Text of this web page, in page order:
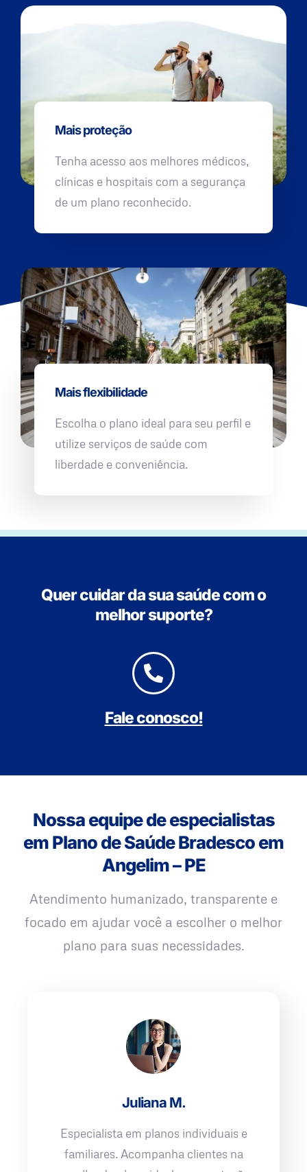
Mais proteção
Tenha acesso aos melhores médicos,
clínicas e hospitais com a segurança
de um plano reconhecido.
Mais flexibilidade
Escolha o plano ideal para seu perfil e
utilize serviços de saúde com
liberdade e conveniência.
Quer cuidar da sua saúde com o
melhor suporte?
Fale conosco!
Nossa equipe de especialistas
em Plano de Saúde Bradesco em
Angelim – PE
Atendimento humanizado, transparente e
focado em ajudar você a escolher o melhor
plano para suas necessidades.
Juliana M.
Especialista em planos individuais e
familiares. Acompanha clientes na